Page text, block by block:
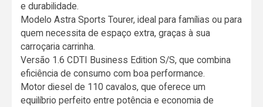
e durabilidade.
Modelo Astra Sports Tourer, ideal para famílias ou para
quem necessita de espaço extra, graças à sua
carroçaria carrinha.
Versão 1.6 CDTI Business Edition S/S, que combina
eficiência de consumo com boa performance.
Motor diesel de 110 cavalos, que oferece um
equilíbrio perfeito entre potência e economia de